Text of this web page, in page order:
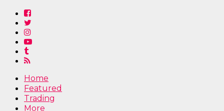
Home
Featured
Trading
More